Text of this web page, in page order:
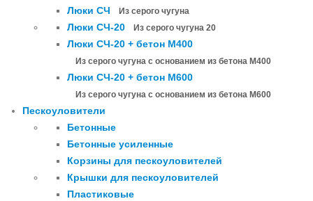
Люки СЧ
Из серого чугуна
Люки СЧ-20 Из серого чугуна 20
Люки СЧ-20 + бетон М400
Из серого чугуна с основанием из бетона М400
Люки СЧ-20 + бетон М600
Из серого чугуна с основанием из бетона М600
Пескоуловители
Бетонные
Бетонные усиленные
Корзины для пескоуловителей
Крышки для пескоуловителей
Пластиковые